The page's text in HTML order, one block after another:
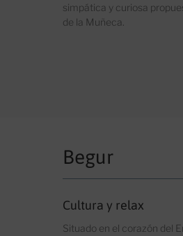
simpática y curiosa
de la Muñeca.
Begur
Cultura y relax
Situado en el corazón del